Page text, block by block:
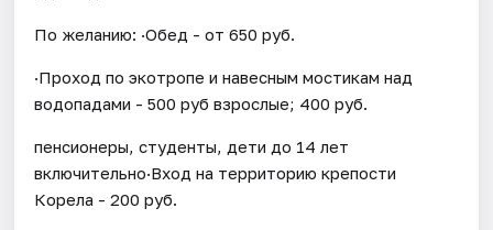
По желанию: ·Обед - от 650 руб.
·Проход по экотропе и навесным мостикам над
водопадами - 500 руб взрослые; 400 руб.
пенсионеры, студенты, дети до 14 лет
включительно·Вход на территорию крепости
Корела - 200 руб.